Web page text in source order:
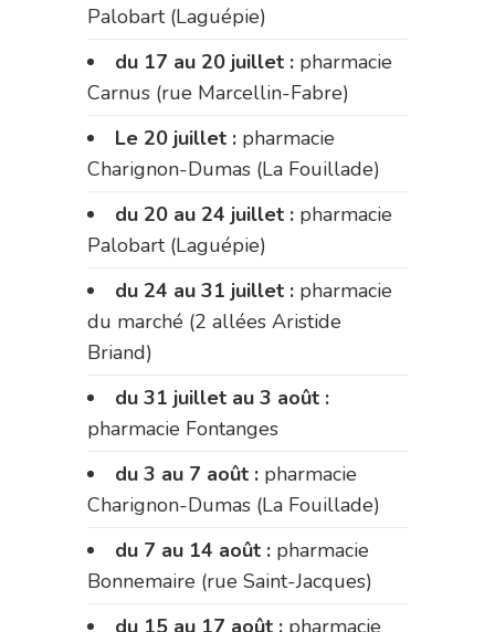
Palobart (Laguépie)
du 17 au 20 juillet : pharmacie
Carnus (rue Marcellin-Fabre)
Le 20 juillet : pharmacie
Charignon-Dumas (La Fouillade)
du 20 au 24 juillet : pharmacie
Palobart (Laguépie)
du 24 au 31 juillet : pharmacie
du marché (2 allées Aristide
Briand)
du 31 juillet au 3 août :
pharmacie Fontanges
du 3 au 7 août : pharmacie
Charignon-Dumas (La Fouillade)
du 7 au 14 août : pharmacie
Bonnemaire (rue Saint-Jacques)
du 15 au 17 août : pharmacie